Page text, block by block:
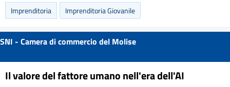
Imprenditoria
Imprenditoria Giovanile
SNI - Camera di commercio del Molise
Il valore del fattore umano nell'era dell'AI